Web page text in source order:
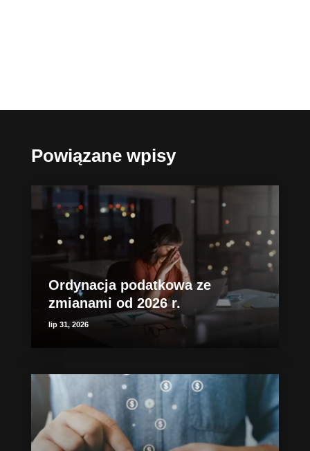
Powiązane wpisy
Ordynacja podatkowa ze
zmianami od 2026 r.
lip 31, 2026